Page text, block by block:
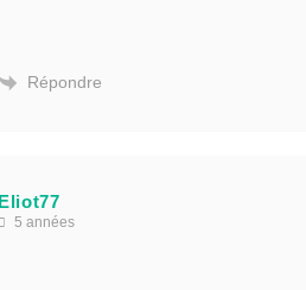
Répondre
Eliot77
5 années